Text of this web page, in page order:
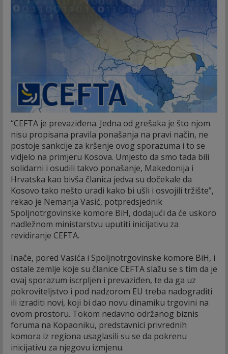
“CEFTA je prevaziđena. Jedna od grešaka je što njom
nisu propisana pravila ponašanja na pravi način, ne
postoje sankcije za kršenje ovog sporazuma i to se
vidjelo na primjeru Kosova. Umjesto da smo tada bili
solidarni i osudili takvo ponašanje, Makedonija i
Hrvatska kao bivša članica jedva su dočekale da
Kosovo tako nešto uradi kako bi ušli i osvojili tržište”,
rekao je Nemanja Vasić, potpredsjednik
Spoljnotrgovinske komore BiH, dodajući da će uskoro
nadležnom ministarstvu uputiti inicijativu za
revidiranje CEFTA.
Inače, pored Vasića i Spoljnotrgovinske komore BiH, i
ostale zemlje koje su članice CEFTA slažu se s tim da je
ovaj sporazum iscrpljen i prevaziđen, te da ga uz
pokroviteljstvo i pod nadzorom EU treba nadograditi
ili izraditi novi, koji bi dao novu dinamiku trgovini na
ovom prostoru. Tokom nedavno održanog biznis
foruma na Kopaoniku, predstavnici privrednih
komora iz regiona usaglasili su se da pokrenu
inicijativu za njegovu izmjenu.